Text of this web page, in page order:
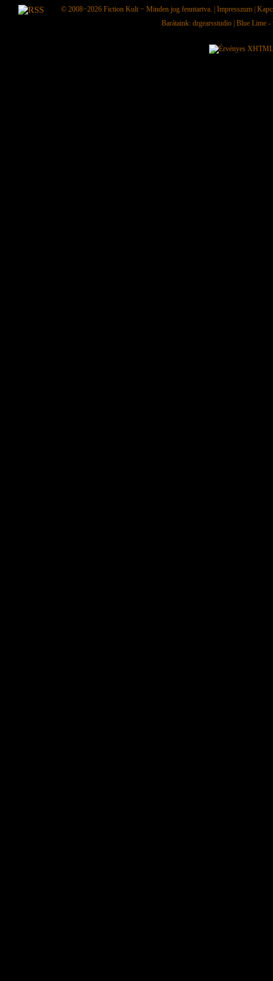
© 2008−2026 Fiction Kult − Minden jog fenntartva. | Impresszum
Barátaink: drgearsstudio Blue Lime -